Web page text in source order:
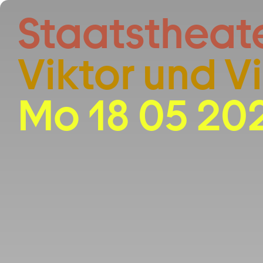
Zum Hauptinhalt springen
Viktor und
Mo 18 05